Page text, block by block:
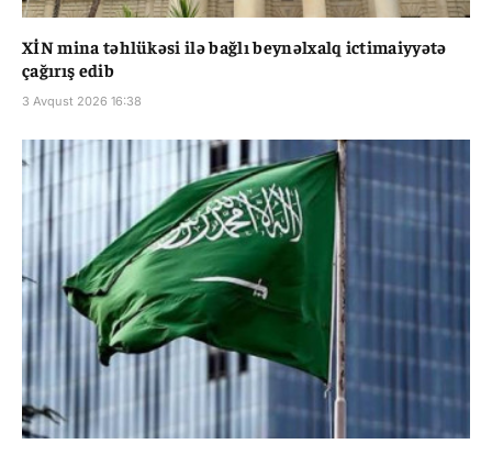
XİN mina təhlükəsi ilə bağlı beynəlxalq ictimaiyyətə
çağırış edib
3 Avqust 2026 16:38